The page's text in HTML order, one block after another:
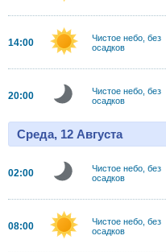
14:00
Чистое небо, без
осадков
20:00
Чистое небо, без
осадков
Среда, 12 Августа
02:00
Чистое небо, без
осадков
08:00
Чистое небо, без
осадков